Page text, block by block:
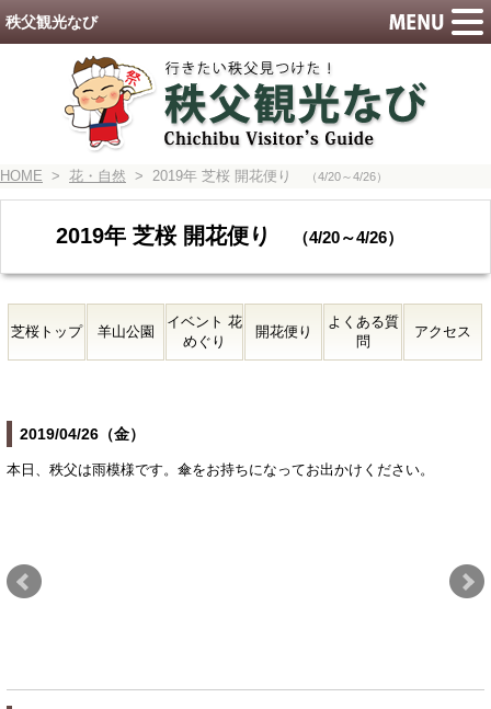
HOME > 花・自然 > 2019年 芝桜 開花便り （4/20～4/26）
2019年 芝桜 開花便り （4/20～4/26）
芝桜トップ 羊山公園
イベント 花
めぐり
開花便り
よくある質
問
アクセス
2019/04/26（金）
本日、秩父は雨模様です。傘をお持ちになってお出かけください。
秩父観光なび